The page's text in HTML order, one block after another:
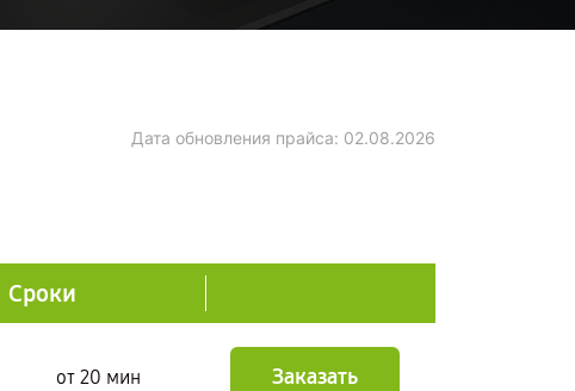
Дата обновления прайса: 02.08.2026
Сроки
от 20 мин Заказать